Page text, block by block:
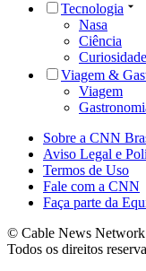
Tecnologia
Nasa
Ciência
Viagem &
Viagem
Sobre a CNN
Aviso Legal e
Termos de Uso
Fale com a CNN
Faça parte da
© Cable News
Todos os direitos